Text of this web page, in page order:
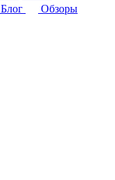
Блог
Обзоры